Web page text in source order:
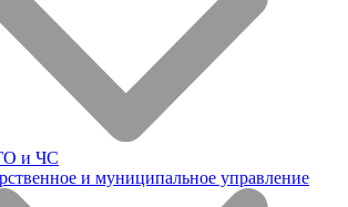
и ЧС
и муниципальное управление